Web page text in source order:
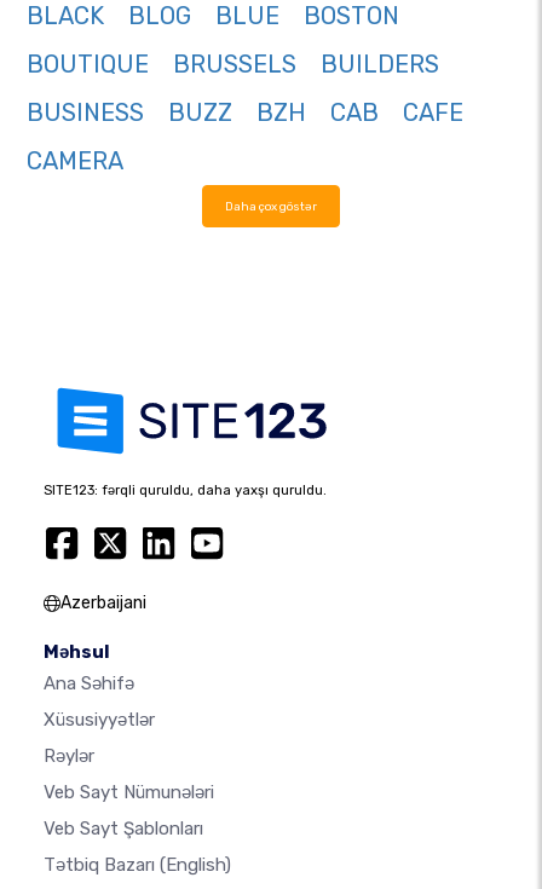
BLACK
BLOG BLUE
BOSTON
BOUTIQUE
BRUSSELS
BUILDERS
BUSINESS
BUZZ BZH CAB
CAFE
CAMERA
Daha çox göstər
SITE123: fərqli quruldu, daha yaxşı quruldu.
Azerbaijani
Məhsul
Ana Səhifə
Xüsusiyyətlər
Rəylər
Veb Sayt Nümunələri
Veb Sayt Şablonları
Tətbiq Bazarı (English)